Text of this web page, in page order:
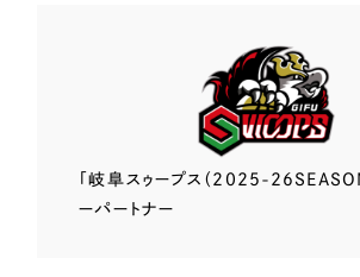
「岐阜スゥープス （2025-26SEASON
ーパートナー